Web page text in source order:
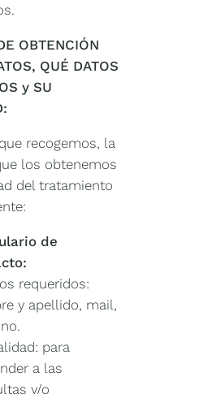
OBTENCIÓN
QUÉ DATOS
y SU
recogemos, la
los obtenemos
del tratamiento
de
requeridos:
y apellido, mail,
para
a las
y/o